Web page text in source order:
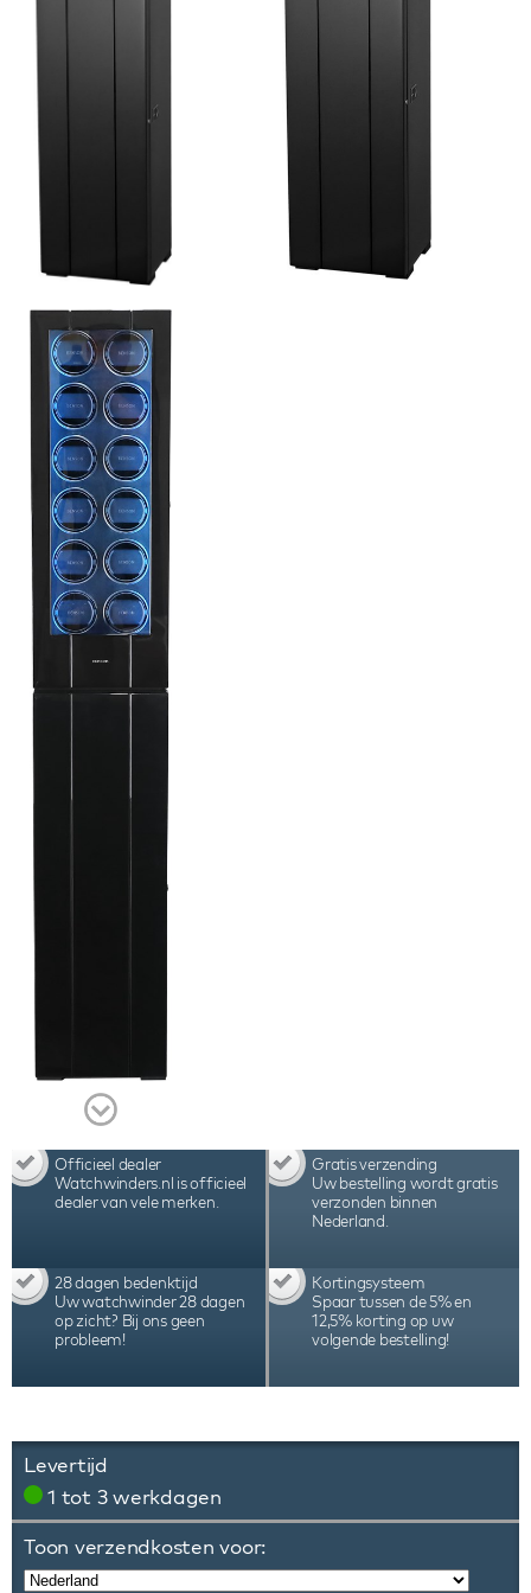
LED verlichting en power winding. De motoren
starten en stoppen keurig in 12-uur positie. De
combinatie van hoogwaardige techniek en
uitgebreide functies maken deze Benson Black
Series II Tower 12 Black watchwinder de beste
keuze voor het opwinden van jouw automatische
horloges. Bekijk de video voor een compleet beeld
van deze horlogeaccessoire.
Officieel dealer
Watchwinders.nl is officieel
dealer van vele merken.
Gratis verzending
Uw bestelling wordt gratis
verzonden binnen
Nederland.
28 dagen bedenktijd
Uw watchwinder 28 dagen
op zicht? Bij ons geen
probleem!
Kortingsysteem
Spaar tussen de 5% en
12,5% korting op uw
volgende bestelling!
Levertijd
1 tot 3 werkdagen
Toon verzendkosten voor: